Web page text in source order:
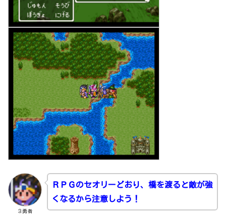
３勇者
ＲＰＧのセオリーどおり、橋を渡ると敵が強
くなるから注意しよう！